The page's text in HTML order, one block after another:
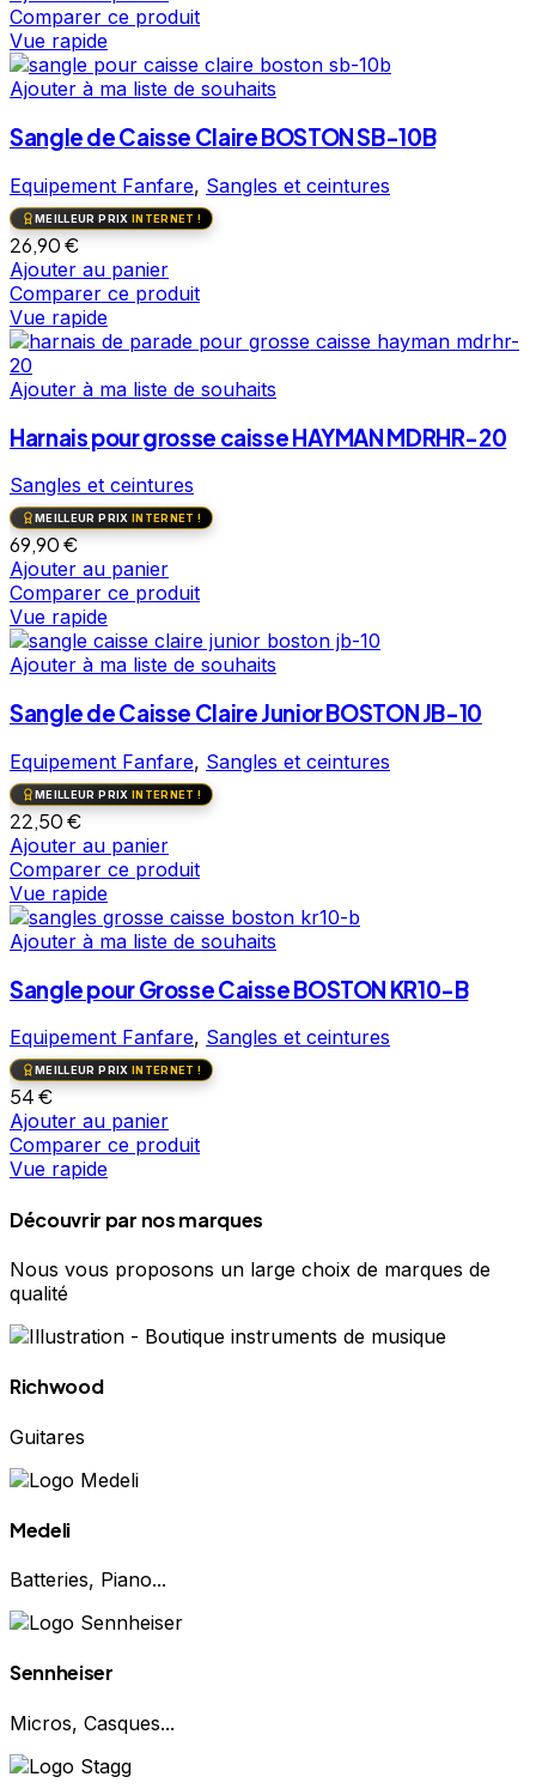
Comparer ce produit
Vue rapide
Ajouter à ma liste de souhaits
Sangle de Caisse Claire BOSTON SB-10B
Equipement Fanfare, Sangles et ceintures
MEILLEUR PRIX INTERNET !
26,90€
Ajouter au panier
Comparer ce produit
Vue rapide
Ajouter à ma liste de souhaits
Harnais pour grosse caisse HAYMAN MDRHR-20
Sangles et ceintures
MEILLEUR PRIX INTERNET !
69,90€
Ajouter au panier
Comparer ce produit
Vue rapide
Ajouter à ma liste de souhaits
Sangle de Caisse Claire Junior BOSTON JB-10
Equipement Fanfare, Sangles et ceintures
MEILLEUR PRIX INTERNET !
22,50€
Ajouter au panier
Comparer ce produit
Vue rapide
Ajouter à ma liste de souhaits
Sangle pour Grosse Caisse BOSTON KR10-B
Equipement Fanfare, Sangles et ceintures
MEILLEUR PRIX INTERNET !
54€
Ajouter au panier
Comparer ce produit
Vue rapide
Découvrir par nos marques
Nous vous proposons un large choix de marques de
qualité
Richwood
Guitares
Medeli
Batteries, Piano...
Sennheiser
Micros, Casques...